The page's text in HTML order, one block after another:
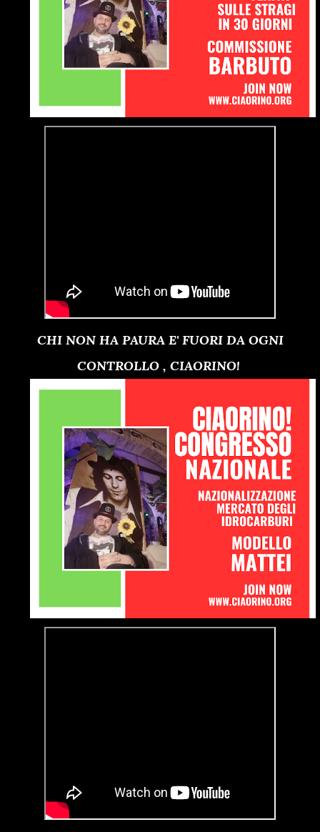
CHI NON HA PAURA E' FUORI DA OGNI
CONTROLLO , CIAORINO!